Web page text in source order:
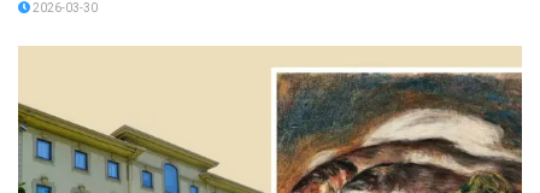
2026-03-30